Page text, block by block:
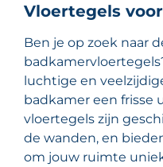
Vloertegels
Ben je op zoek naar
luchtige en
badkamer een frisse
vloertegels zijn
de wanden, en
om jouw ruimte